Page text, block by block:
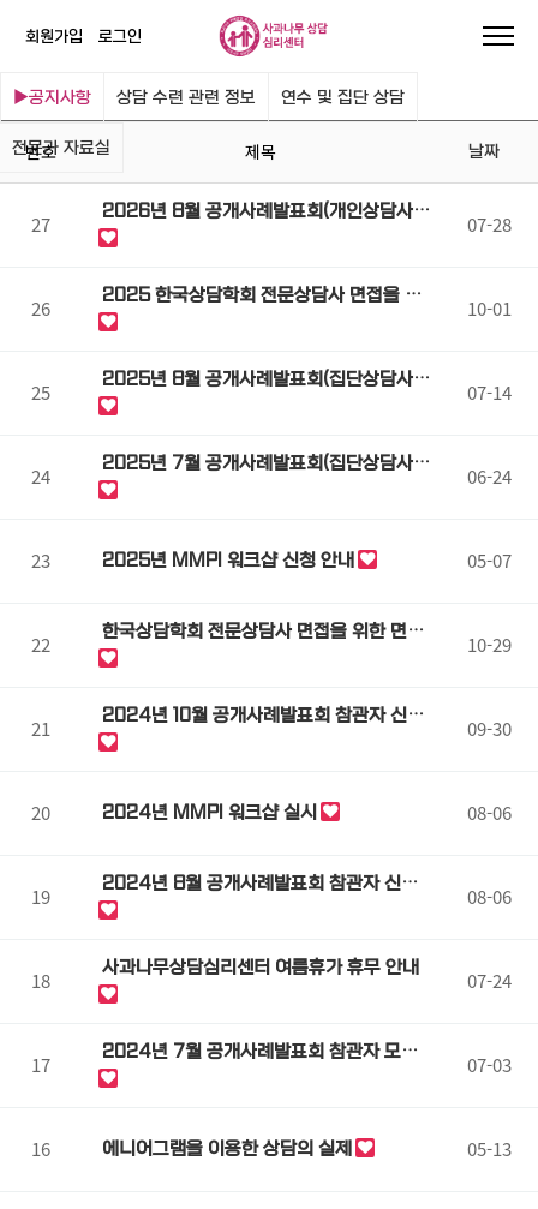
회원가입 로그인
공지사항 상담 수련 관련 정보 연수 및 집단 상담
전문가 자료실
번호 제목 날짜
27
2026년 8월 공개사례발표회(개인상담사
례) 2차 참관자 모집
07-28
26
2025 한국상담학회 전문상담사 면접을 위
한 면접반 특강
10-01
25
2025년 8월 공개사례발표회(집단상담사
례)
07-14
24
2025년 7월 공개사례발표회(집단상담사
례)
06-24
23 2025년 MMPI 워크샵 신청 안내 05-07
22
한국상담학회 전문상담사 면접을 위한 면접
반 특강
10-29
21
2024년 10월 공개사례발표회 참관자 신청
안내
09-30
20 2024년 MMPI 워크샵 실시 08-06
19
2024년 8월 공개사례발표회 참관자 신청
안내
08-06
18 사과나무상담심리센터 여름휴가 휴무 안내 07-24
17
2024년 7월 공개사례발표회 참관자 모집
(집단상담 사례)
07-03
16 에니어그램을 이용한 상담의 실제 05-13